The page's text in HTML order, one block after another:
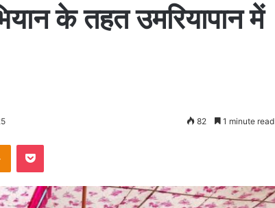
के तहत उमरियापान में
82 1 minute read